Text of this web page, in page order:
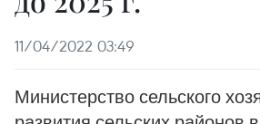
11/04/2022 03:49
Министерство сельского